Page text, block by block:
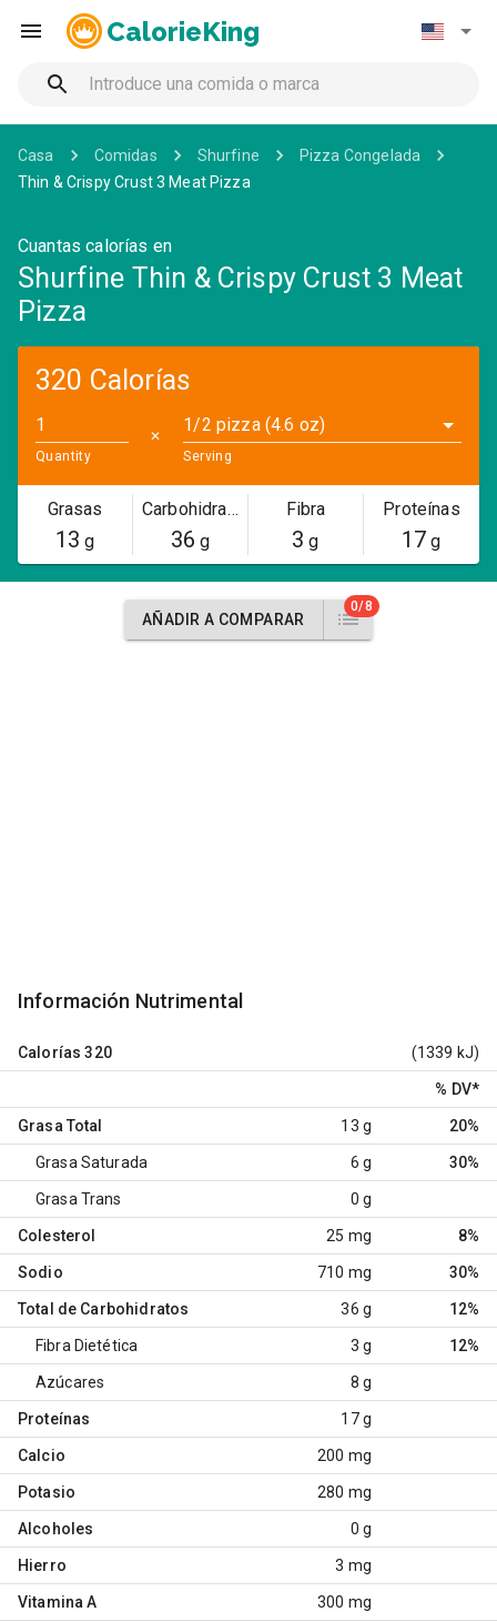
CalorieKing
Casa Comidas Shurfine
Pizza Congelada
Thin & Crispy Crust 3 Meat Pizza
Cuantas calorías en
Shurfine Thin & Crispy Crust 3 Meat
Pizza
320 Calorías
Quantity
✕
1/2 pizza (4.6 oz)
Serving
Grasas
13 g
Carbohidratos
36 g
Fibra
3 g
Proteínas
17 g
AÑADIR A COMPARAR
0/8
Información Nutrimental
Calorías 320 (1339 kJ)
% DV*
Grasa Total 13 g 20%
Grasa Saturada 6 g 30%
Grasa Trans 0 g
Colesterol 25 mg 8%
Sodio 710 mg 30%
Total de Carbohidratos 36 g 12%
Fibra Dietética 3 g 12%
Azúcares 8 g
Proteínas 17 g
Calcio 200 mg
Potasio 280 mg
Alcoholes 0 g
Hierro 3 mg
Vitamina A 300 mg